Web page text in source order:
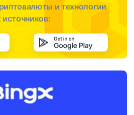
и технологии